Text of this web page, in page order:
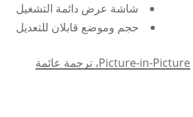
شاشة عرض دائمة التشغيل
حجم وموضع قابلان للتعديل
Picture-in-Picture، ترجمة عائمة